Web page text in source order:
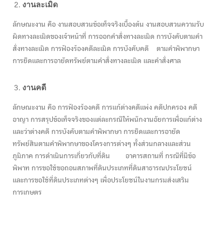
งานละเมิด
ลักษณะงาน คือ งานสอบสวนข้อเท็จจริงเบื้องต้น งานสอบสวนความรับ
ผิดทางละเมิดของเจ้าหน้าที่ การออกคำสั่งทางละเมิด การบังคับตามคำ
สั่งทางละเมิด การฟ้องร้องคดีละเมิด การบังคับคดี ตามคำพิพากษา
การยึดและการอายัดทรัพย์ตามคำสั่งทางละเมิด และคำสั่งศาล
งานคดี
ลักษณะงาน คือ การฟ้องร้องคดี การแก้ต่างคดีแพ่ง คดีปกครอง คดี
อาญา การสรุปข้อเท็จจริงของแต่ละกรณีให้พนักงานอัยการเพื่อแก้ต่าง
และว่าต่างคดี การบังคับตามคำพิพากษา การยึดและการอายัด
ทรัพย์สินตามคำพิพากษาของโครงการต่างๆ ทั้งส่วนกลางและส่วน
ภูมิภาค การดำเนินการเกี่ยวกับที่ดิน อาคารสถานที่ กรณีที่มีข้อ
พิพาท การขอใช้ขอถอนสภาพที่ดินประเภทที่ดินสาธารณประโยชน์
และการขอใช้ที่ดินประเภทต่างๆ เพื่อประโยชน์ในงานกรมส่งเสริม
การเกษตร